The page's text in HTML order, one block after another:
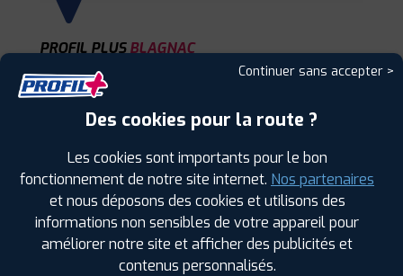
PROFIL PLUSBLAGNAC
31700 BLAGNAC
0561304488
HORAIRES | +D'INFOS
2
PROFIL PLUSMURET
179 AV. JACQUES DOUZANS31600 MURET
0561514834
Continuer sans accepter >
Des cookies pour la route ?
Les cookies sont importants pour le bon
fonctionnement de notre site internet. Nos partenaires
et nous déposons des cookies et utilisons des
informations non sensibles de votre appareil pour
améliorer notre site et afficher des publicités et
contenus personnalisés.